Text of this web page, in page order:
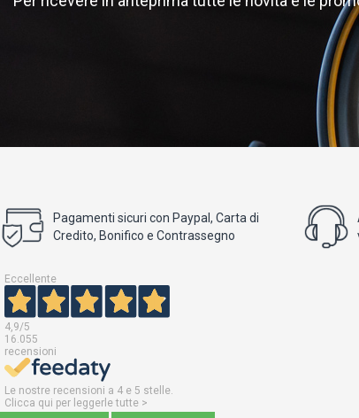
Pagamenti sicuri con Paypal, Carta di
Credito, Bonifico e Contrassegno
Eccellente
4,9/5
16.055
recensioni
Le nostre recensioni a 4 e 5 stelle.
Clicca qui per leggerle tutte >